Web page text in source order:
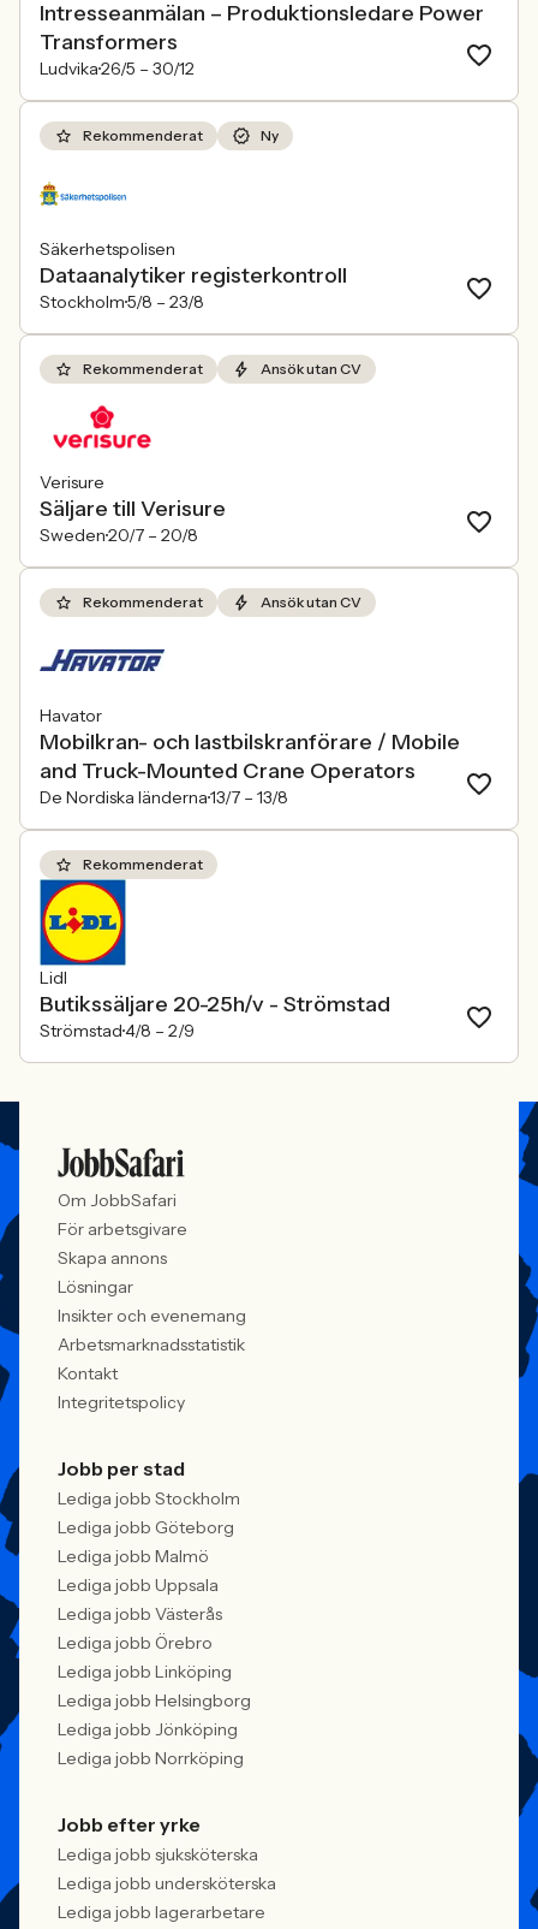
Intresseanmälan – Produktionsledare Power
Transformers
Ludvika26/5 – 30/12
Rekommenderat Ny
Säkerhetspolisen
Dataanalytiker registerkontroll
Stockholm5/8 – 23/8
Rekommenderat Ansök utan CV
Verisure
Säljare till Verisure
Sweden20/7 – 20/8
Rekommenderat Ansök utan CV
Havator
Mobilkran- och lastbilskranförare / Mobile
and Truck-Mounted Crane Operators
De Nordiska länderna13/7 – 13/8
Rekommenderat
Lidl
Butikssäljare 20-25h/v - Strömstad
Strömstad4/8 – 2/9
Om JobbSafari
För arbetsgivare
Skapa annons
Lösningar
Insikter och evenemang
Arbetsmarknadsstatistik
Kontakt
Integritetspolicy
Jobb per stad
Lediga jobb Stockholm
Lediga jobb Göteborg
Lediga jobb Malmö
Lediga jobb Uppsala
Lediga jobb Västerås
Lediga jobb Örebro
Lediga jobb Linköping
Lediga jobb Helsingborg
Lediga jobb Jönköping
Lediga jobb Norrköping
Jobb efter yrke
Lediga jobb sjuksköterska
Lediga jobb undersköterska
Lediga jobb lagerarbetare